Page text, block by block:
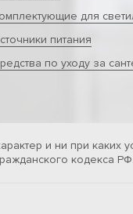
для
питания
по уходу за
и ни при
кодекса РФ.